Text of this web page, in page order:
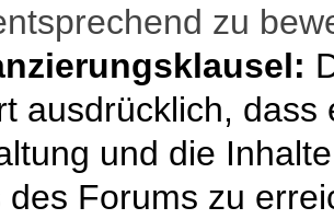
zu
ausdrücklich,
und die
des Forums zu